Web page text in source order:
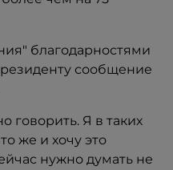
благодарностями
сообщение
говорить. Я в таких
же и хочу это
нужно думать не